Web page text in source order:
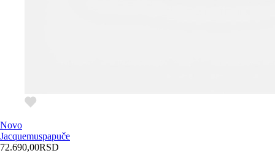
Novo
Jacquemuspapuče
72.690,00RSD